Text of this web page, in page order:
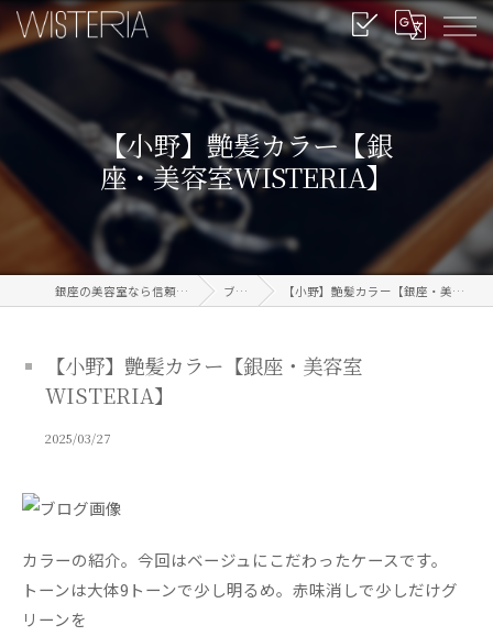
【小野】艶髪カラー【銀
座・美容室WISTERIA】
銀座の美容室なら信頼のWISTERIA ブログ 【小野】艶髪カラー【銀座・美容室WISTERIA】
【小野】艶髪カラー【銀座・美容室
WISTERIA】
2025/03/27
カラーの紹介。今回はベージュにこだわったケースです。
トーンは大体9トーンで少し明るめ。赤味消しで少しだけグ
リーンを